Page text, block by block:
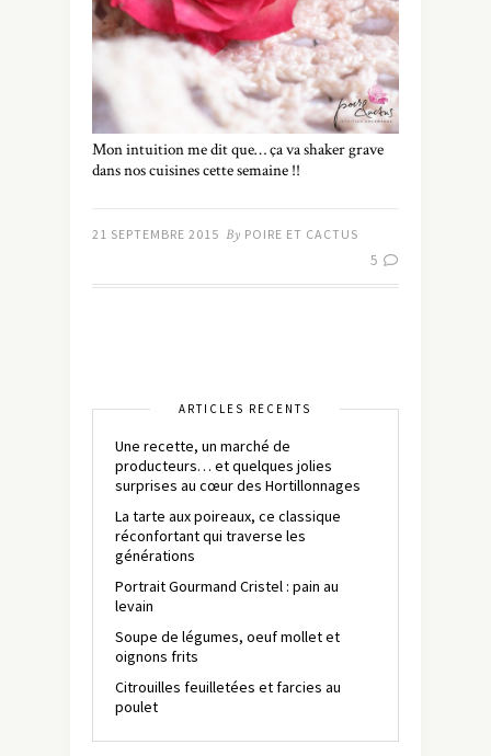
Mon intuition me dit que… ça va shaker grave
dans nos cuisines cette semaine !!
21 SEPTEMBRE 2015 By POIRE ET CACTUS
5
ARTICLES RÉCENTS
Une recette, un marché de
producteurs… et quelques jolies
surprises au cœur des Hortillonnages
La tarte aux poireaux, ce classique
réconfortant qui traverse les
générations
Portrait Gourmand Cristel : pain au
levain
Soupe de légumes, oeuf mollet et
oignons frits
Citrouilles feuilletées et farcies au
poulet